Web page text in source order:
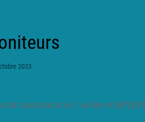
2023
monitorat et / ou Be et